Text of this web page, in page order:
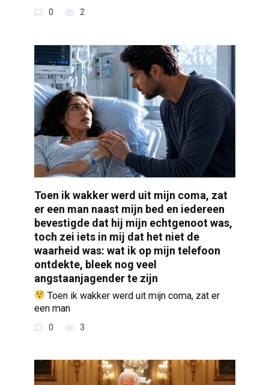
0 2
Toen ik wakker werd uit mijn coma, zat
er een man naast mijn bed en iedereen
bevestigde dat hij mijn echtgenoot was,
toch zei iets in mij dat het niet de
waarheid was: wat ik op mijn telefoon
ontdekte, bleek nog veel
angstaanjagender te zijn
Toen ik wakker werd uit mijn coma, zat er
een man
0 3